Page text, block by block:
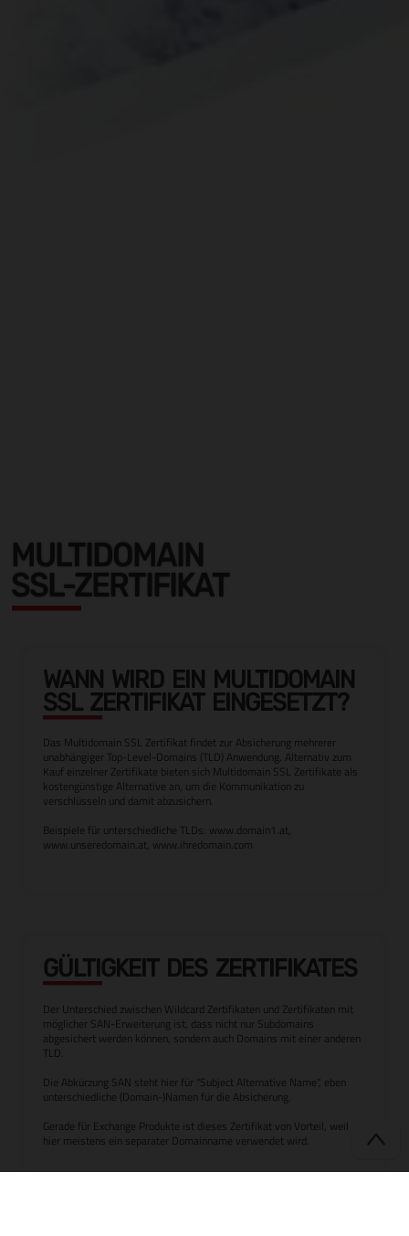
MULTIDOMAIN
SSL-ZERTIFIKAT
WANN WIRD EIN MULTIDOMAIN
SSL ZERTIFIKAT EINGESETZT?
Das Multidomain SSL Zertifikat findet zur Absicherung mehrerer
unabhängiger Top-Level-Domains (TLD) Anwendung. Alternativ zum
Kauf einzelner Zertifikate bieten sich Multidomain SSL Zertifikate als
kostengünstige Alternative an, um die Kommunikation zu
verschlüsseln und damit abzusichern.
Beispiele für unterschiedliche TLDs: www.domain1.at,
www.unseredomain.at, www.ihredomain.com
GÜLTIGKEIT DES ZERTIFIKATES
Der Unterschied zwischen Wildcard Zertifikaten und Zertifikaten mit
möglicher SAN-Erweiterung ist, dass nicht nur Subdomains
abgesichert werden können, sondern auch Domains mit einer anderen
TLD.
Die Abkürzung SAN steht hier für "Subject Alternative Name", eben
unterschiedliche (Domain-)Namen für die Absicherung.
Gerade für Exchange Produkte ist dieses Zertifikat von Vorteil, weil
hier meistens ein separater Domainname verwendet wird.